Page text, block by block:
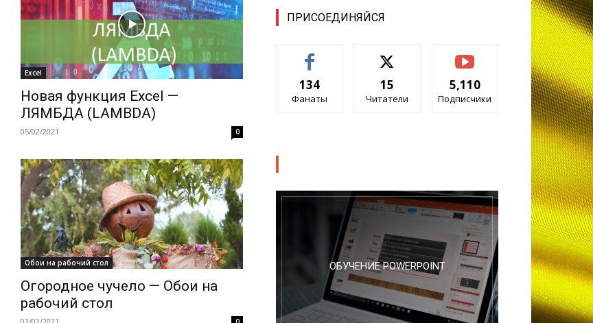
Excel
Новая функция Excel —
ЛЯМБДА (LAMBDA)
05/02/2021 0
Обои на рабочий стол
Огородное чучело — Обои на
рабочий стол
ПРИСОЕДИНЯЙСЯ
134
Фанаты
15
Читатели
5,110
Подписчики
ОБУЧЕНИЕ POWERPOINT